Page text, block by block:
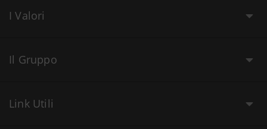
I Valori
Il Gruppo
Link Utili